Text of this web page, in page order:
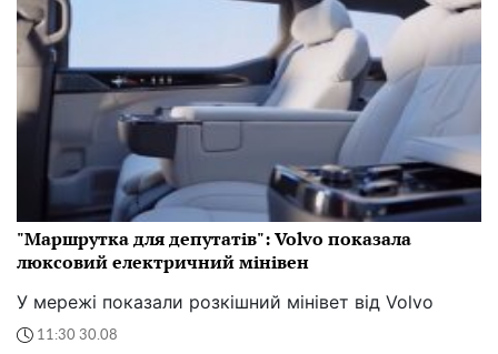
"Маршрутка для депутатів": Volvo показала
люксовий електричний мінівен
У мережі показали розкішний мінівет від Volvo
11:30 30.08